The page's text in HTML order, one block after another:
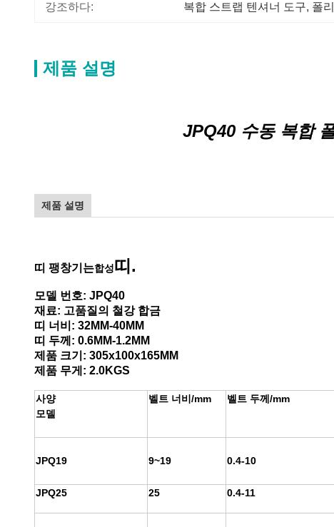
강조하다: 복합 스트랩 텐셔너 도구, 폴
제품 설명
JPQ40 수동 복합
제품 설명
띠 팽창기는합성띠.
모델 번호: JPQ40
재료: 고품질의 철강 합금
띠 너비: 32MM-40MM
띠 두께: 0.6MM-1.2MM
제품 크기: 305x100x165MM
제품 무게: 2.0KGS
사양
모델
벨트 너비/mm 벨트 두께/mm
JPQ19 9~19 0.4-10
JPQ25 25 0.4-11